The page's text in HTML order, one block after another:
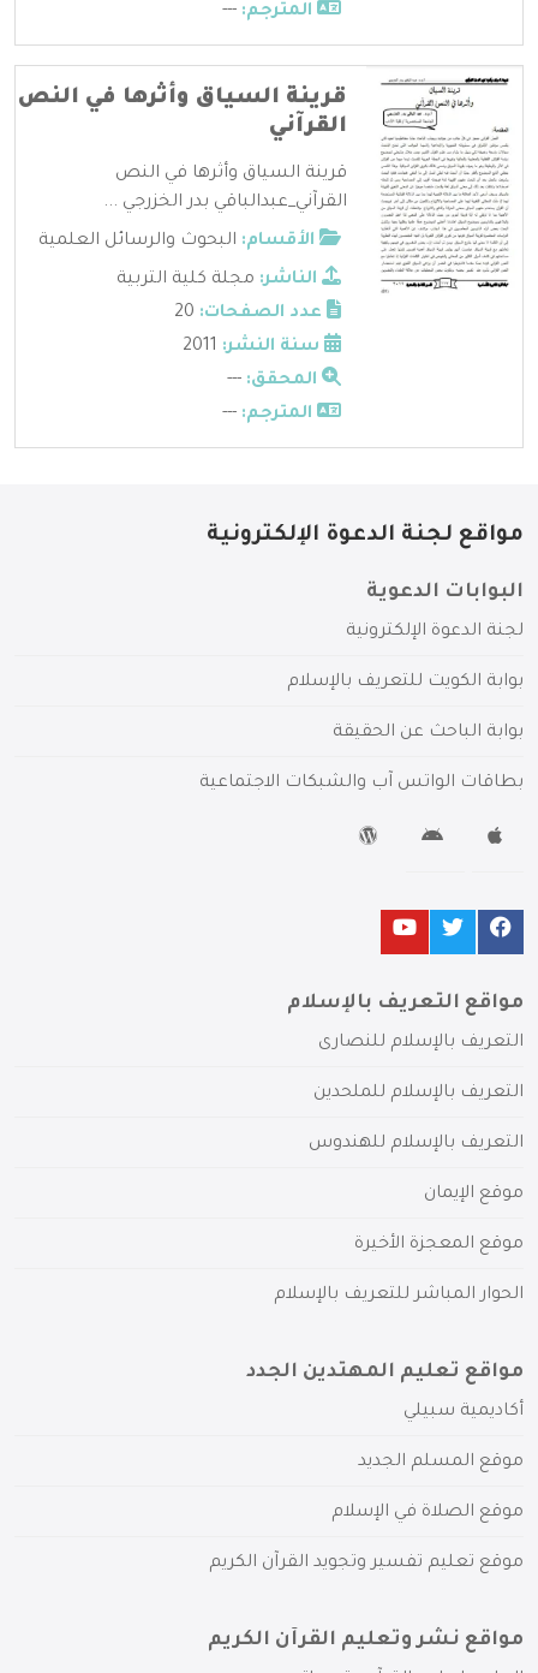
المترجم: ---
قرينة السياق وأثرها في النص
القرآني
قرينة السياق وأثرها في النص
القرآني_عبدالباقي بدر الخزرجي ...
الأقسام: البحوث والرسائل العلمية
الناشر: مجلة كلية التربية
عدد الصفحات:
سنة النشر:
المحقق: ---
المترجم: ---
مواقع لجنة الدعوة الإلكترونية
البوابات الدعوية
لجنة الدعوة الإلكترونية
بوابة الكويت للتعريف بالإسلام
بوابة الباحث عن الحقيقة
بطاقات الواتس آب والشبكات الاجتماعية
مواقع التعريف بالإسلام
التعريف بالإسلام للنصارى
التعريف بالإسلام للملحدين
التعريف بالإسلام للهندوس
موقع الإيمان
موقع المعجزة الأخيرة
الحوار المباشر للتعريف بالإسلام
مواقع تعليم المهتدين الجدد
أكاديمية سبيلي
موقع المسلم الجديد
موقع الصلاة في الإسلام
موقع تعليم تفسير وتجويد القرآن الكريم
مواقع نشر وتعليم القرآن الكريم